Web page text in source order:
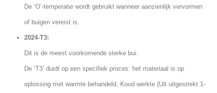
De ‘O’-temperatie wordt gebruikt wanneer aanzienlijk vervormen
of buigen vereist is.
2024-T3:
Dit is de meest voorkomende sterke bui.
De ‘T3’ duidt op een specifiek proces: het materiaal is op
oplossing met warmte behandeld, Koud werkte (Uit uitgestrekt 1-